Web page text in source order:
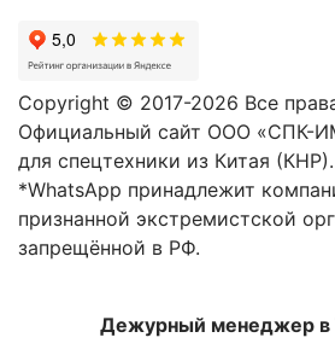
Copyright © 2017-2026 Все
Официальный сайт ООО «СПК-
для спецтехники из Китая (КНР).
*WhatsApp принадлежит
признанной экстремистской
запрещённой в РФ.
Дежурный менеджер в